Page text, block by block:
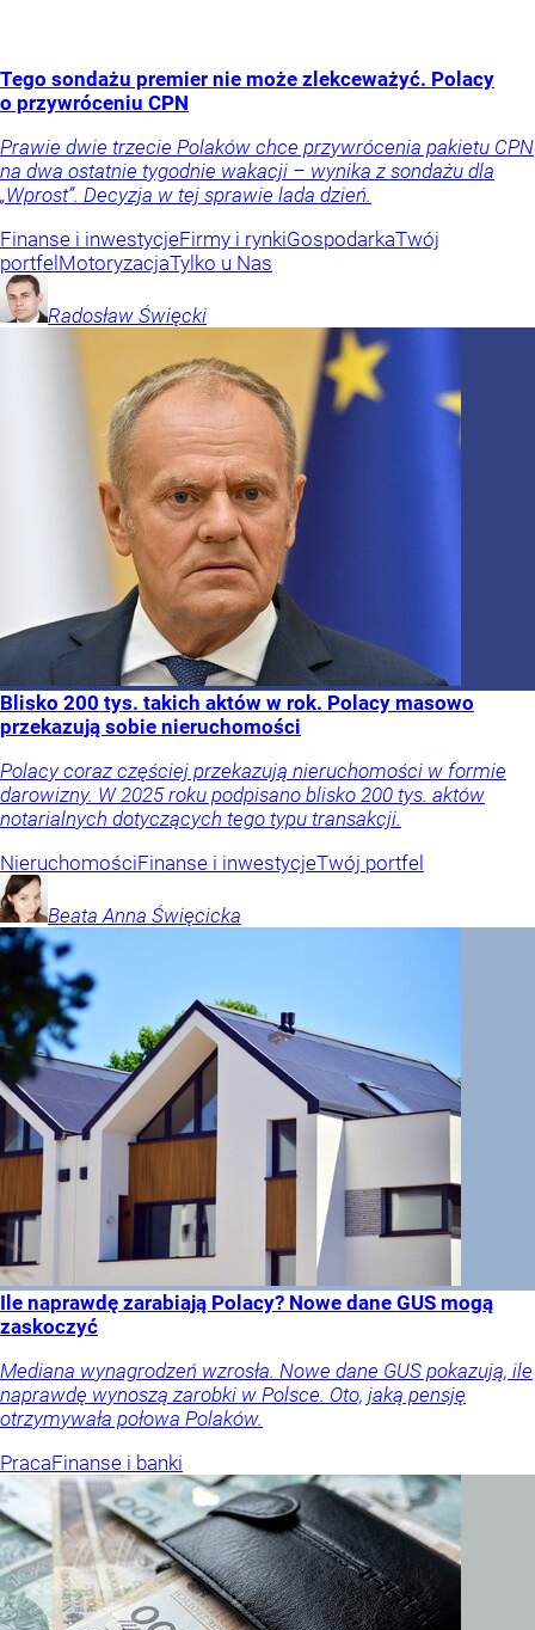
Tego sondażu premier nie może zlekceważyć. Polacy
o przywróceniu CPN
Prawie dwie trzecie Polaków chce przywrócenia pakietu CPN
na dwa ostatnie tygodnie wakacji – wynika z sondażu dla
„Wprost”. Decyzja w tej sprawie lada dzień.
Finanse i inwestycjeFirmy i rynkiGospodarkaTwój
portfelMotoryzacjaTylko u Nas
Radosław Święcki
Blisko 200 tys. takich aktów w rok. Polacy masowo
przekazują sobie nieruchomości
Polacy coraz częściej przekazują nieruchomości w formie
darowizny. W 2025 roku podpisano blisko 200 tys. aktów
notarialnych dotyczących tego typu transakcji.
NieruchomościFinanse i inwestycjeTwój portfel
Beata Anna Święcicka
Ile naprawdę zarabiają Polacy? Nowe dane GUS mogą
zaskoczyć
Mediana wynagrodzeń wzrosła. Nowe dane GUS pokazują, ile
naprawdę wynoszą zarobki w Polsce. Oto, jaką pensję
otrzymywała połowa Polaków.
PracaFinanse i banki